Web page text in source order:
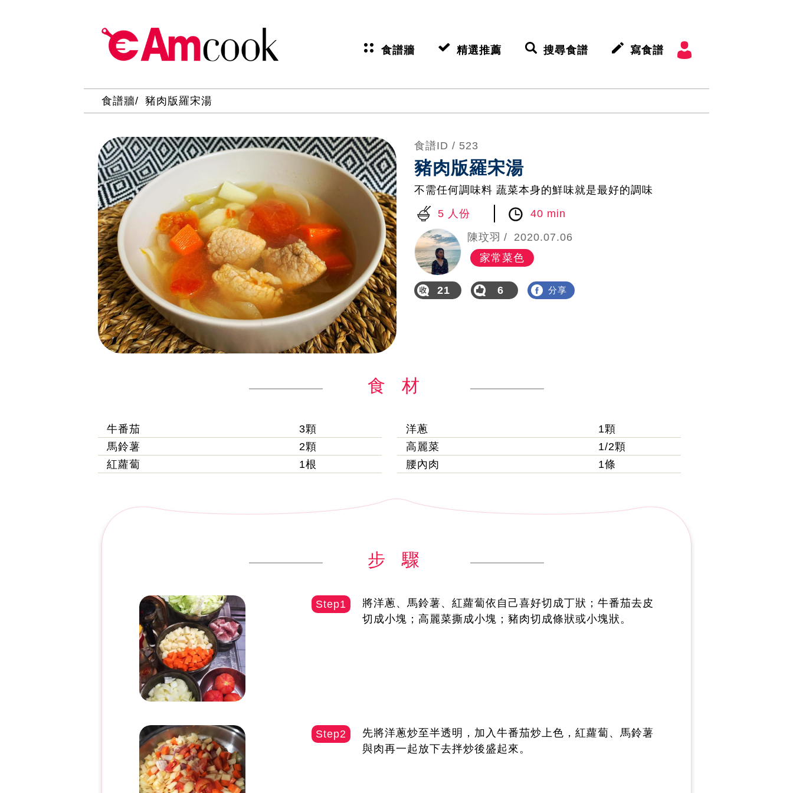
食譜牆 精選推薦 搜尋食譜 寫食譜
食譜牆 豬肉版羅宋湯
食譜ID / 523
豬肉版羅宋湯
不需任何調味料 蔬菜本身的鮮味就是最好的調味
5 人份
40 min
陳玟羽
2020.07.06
家常菜色
21 6 分享
食 材
牛番茄
3顆
馬鈴薯
2顆
紅蘿蔔
1根
洋蔥
1顆
高麗菜
1/2顆
腰內肉
1條
步 驟
Step1
將洋蔥、馬鈴薯、紅蘿蔔依自己喜好切成丁狀；牛番茄去皮
切成小塊；高麗菜撕成小塊；豬肉切成條狀或小塊狀。
Step2
先將洋蔥炒至半透明，加入牛番茄炒上色，紅蘿蔔、馬鈴薯
與肉再一起放下去拌炒後盛起來。